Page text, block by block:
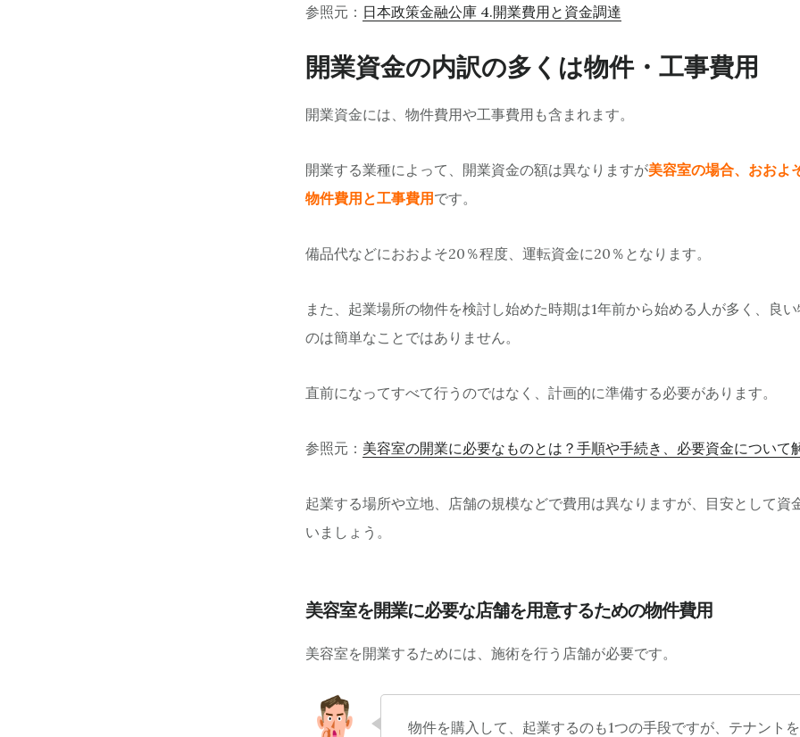
参照元： 日本政策金融公庫 4.開業費用と資金調達
開業資金の内訳の多くは物件・工事費用
開業資金には、物件費用や工事費用も含まれます。
開業する業種によって、開業資金の額は異なりますが美容室の場合、おおよ
物件費用と工事費用 です。
備品代などにおおよそ20％程度、運転資金に20％となります。
また、起業場所の物件を検討し始めた時期は1年前から始める人が多く、良
のは簡単なことではありません。
直前になってすべて行うのではなく、計画的に準備する必要があります。
参照元： 美容室の開業に必要なものとは？手順や手続き、必要資金について
起業する場所や立地、店舗の規模などで費用は異なりますが、目安として資
いましょう。
美容室を開業に必要な店舗を用意するための物件費用
美容室を開業するためには、施術を行う店舗が必要です。
物件を購入して、起業するのも1つの手段ですが、テナント